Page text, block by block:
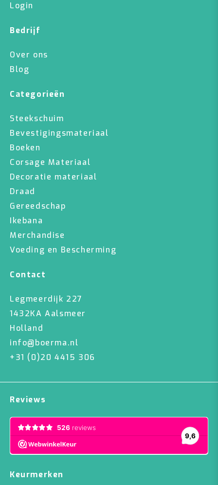
Login
Bedrijf
Over ons
Blog
Categorieën
Steekschuim
Bevestigingsmateriaal
Boeken
Corsage Materiaal
Decoratie materiaal
Draad
Gereedschap
Ikebana
Merchandise
Voeding en Bescherming
Contact
Legmeerdijk 227
1432KA Aalsmeer
Holland
info@boerma.nl
+31 (0)20 4415 306
Reviews
Keurmerken